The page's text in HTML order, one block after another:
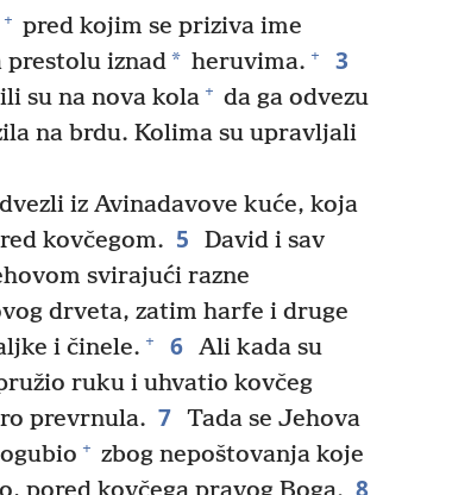
+ pred kojim se priziva ime
prestolu iznad* heruvima. + 3
su na nova kola + da ga odvezu
na brdu. Kolima su upravljali
iz Avinadavove kuće, koja
kovčegom. 5
David i sav
svirajući razne
drveta, zatim harfe i druge
i činele. + 6 Ali kada su
ruku i uhvatio kovčeg
prevrnula. 7 Tada se Jehova
+ zbog nepoštovanja koje
8